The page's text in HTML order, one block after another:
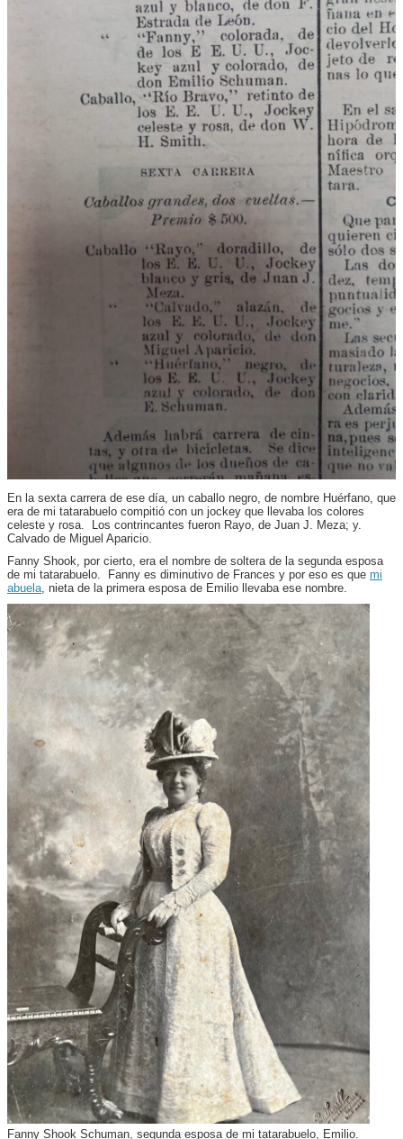
En la sexta carrera de ese día, un caballo negro, de nombre Huérfano, que
era de mi tatarabuelo compitió con un jockey que llevaba los colores
celeste y rosa. Los contrincantes fueron Rayo, de Juan J. Meza; y.
Calvado de Miguel Aparicio.
Fanny Shook, por cierto, era el nombre de soltera de la segunda esposa
de mi tatarabuelo. Fanny es diminutivo de Frances y por eso es que mi
abuela, nieta de la primera esposa de Emilio llevaba ese nombre.
Fanny Shook Schuman, segunda esposa de mi tatarabuelo, Emilio.